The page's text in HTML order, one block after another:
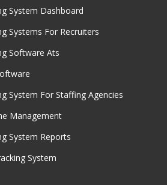
System Dashboard
Systems For Recruiters
Software Ats
System For Staffing Agencies
Management
System Reports
System